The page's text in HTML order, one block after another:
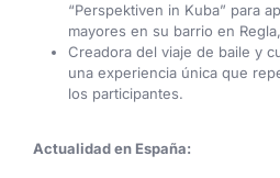
“Perspektiven in Kuba” para
mayores en su barrio en
Creadora del viaje de baile y
una experiencia única que
los participantes.
Actualidad en España: